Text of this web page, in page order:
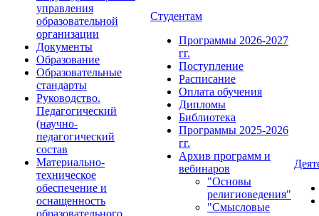
управления
образовательной
организации
Документы
Образование
Образовательные
стандарты
Руководство.
Педагогический
(научно-
педагогический
состав
Материально-
техническое
обеспечение и
оснащенность
образовательного
Студентам
Программы 2026-2027
гг.
Поступление
Расписание
Оплата обучения
Дипломы
Библиотека
Программы 2025-2026
гг.
Архив программ и
вебинаров
"Основы
религиоведения"
"Смысловые